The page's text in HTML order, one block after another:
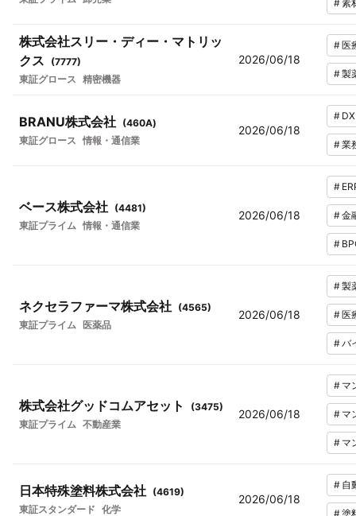
#素
株式会社スリー・ディー・マトリッ
クス
(7777)
東証グロース 精密機器
2026/06/18
#医
#製
BRANU株式会社 (460A)
東証グロース 情報・通信業
2026/06/18
# DX
#業
ベース株式会社 (4481)
東証プライム 情報・通信業
2026/06/18
#
#金
#
ネクセラファーマ株式会社 (4565)
東証プライム
医薬品
2026/06/18
#製
#医
#バ
株式会社グッドコムアセット (3475)
東証プライム 不動産業
2026/06/18
# マ
# マ
# マ
日本特殊塗料株式会社 (4619)
東証スタンダード 化学
2026/06/18
# 自
#塗